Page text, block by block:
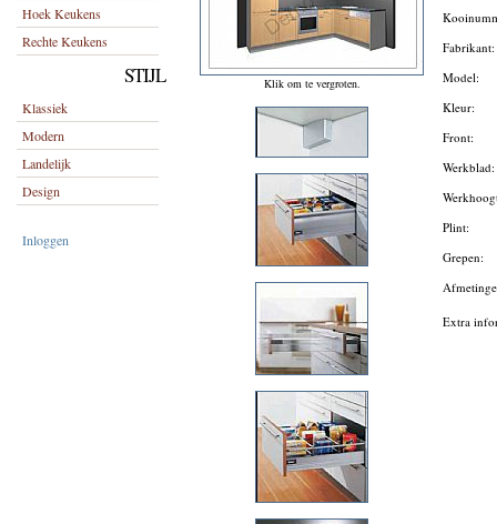
Hoek Keukens
Rechte Keukens
STIJL
Klassiek
Modern
Landelijk
Design
Inloggen
Klik om te vergroten.
Model:
Kleur:
Front:
Plint:
Grepen:
Extra